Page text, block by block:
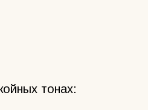
тонах: